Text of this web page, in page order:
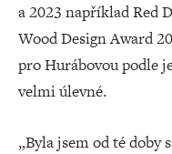
a 2023 například Red
Wood Design Award
pro Hurábovou podle
velmi úlevné.
„Byla jsem od té doby